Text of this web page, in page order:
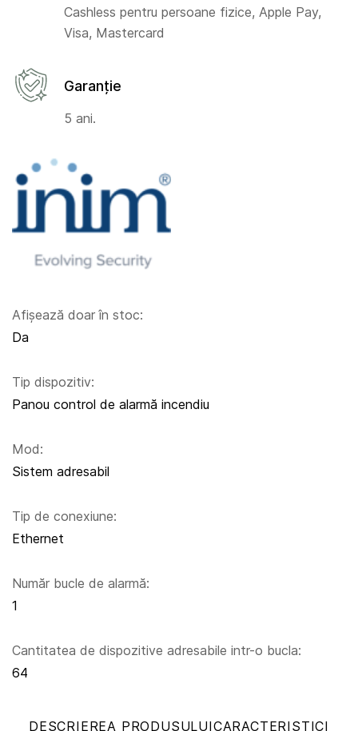
Afișează doar în stoc:
Da
Tip dispozitiv:
Panou control de alarmă incendiu
Mod:
Sistem adresabil
Tip de conexiune:
Ethernet
Număr bucle de alarmă:
1
Cantitatea de dispozitive adresabile intr-o bucla:
64
Cashless pentru persoane fizice, Apple Pay,
Visa, Mastercard
Garanție
5 ani.
DESCRIEREA PRODUSULUICARACTERISTICI